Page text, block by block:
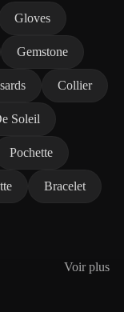
Gloves
Gemstone
Collier
Soleil
Pochette
Bracelet
Voir plus